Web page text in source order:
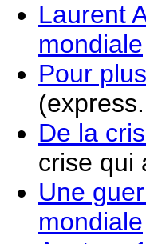
Laurent
mondiale
Pour
De la
crise qui
Une
mondiale